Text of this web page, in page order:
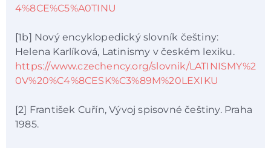
4%8CE%C5%A0TINU
[1b] Nový encyklopedický slovník češtiny:
Helena Karlíková, Latinismy v českém lexiku.
https://www.czechency.org/slovnik/LATINISMY%2
0V%20%C4%8CESK%C3%89M%20LEXIKU
[2] František Cuřín, Vývoj spisovné češtiny. Praha
1985.